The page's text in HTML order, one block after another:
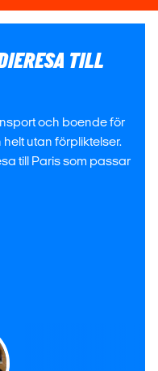
TILL
och boende för
utan förpliktelser.
till Paris som passar